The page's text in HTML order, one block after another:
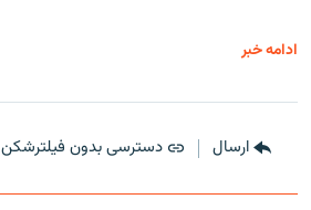
ادامه خبر
ارسال دسترسی بدون فیلترشکن